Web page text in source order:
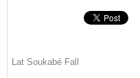
Lat Soukabé Fall